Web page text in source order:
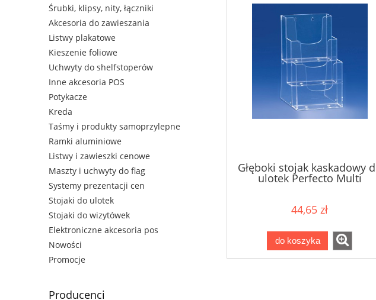
Śrubki, klipsy, nity, łączniki
Akcesoria do zawieszania
Listwy plakatowe
Kieszenie foliowe
Uchwyty do shelfstoperów
Inne akcesoria POS
Potykacze
Kreda
Taśmy i produkty samoprzylepne
Ramki aluminiowe
Listwy i zawieszki cenowe
Maszty i uchwyty do flag
Systemy prezentacji cen
Stojaki do ulotek
Stojaki do wizytówek
Elektroniczne akcesoria pos
Nowości
Promocje
Producenci
Głęboki stojak kaskadowy
ulotek Perfecto Multi
44,65 zł
do koszyka